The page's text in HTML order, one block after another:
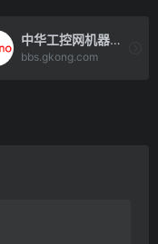
中华工控网机器人论坛
bbs.gkong.com